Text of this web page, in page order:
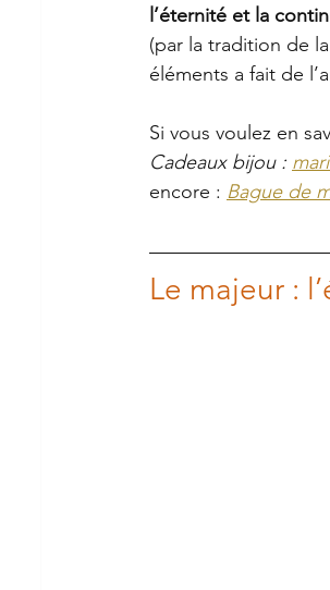
l’éternité et la
(par la tradition de la
éléments a fait de
Si vous voulez en
Cadeaux bijou :
encore : Bague de
Le majeur :